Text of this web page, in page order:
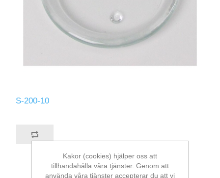
S-200-10
Kakor (cookies) hjälper oss att
tillhandahålla våra tjänster. Genom att
använda våra tjänster accepterar du att vi